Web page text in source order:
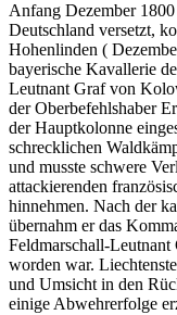
Anfang Dezember
Deutschland versetzt,
Hohenlinden (
bayerische Kavallerie
Leutnant Graf von
der Oberbefehlshaber
der Hauptkolonne
schrecklichen
und musste schwere
attackierenden
hinnehmen. Nach der
übernahm er das
Feldmarschall-
worden war.
und Umsicht in den
einige Abwehrerfolge